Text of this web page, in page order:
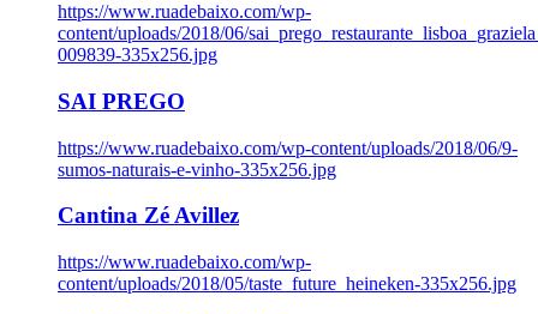
https://www.ruadebaixo.com/wp-
content/uploads/2018/06/
009839-335x256.jpg
SAI PREGO
https://www.ruadebaixo.com/wp-content/uploads/2018/06/9-
sumos-naturais-e-vinho-335x256.jpg
Cantina Zé Avillez
https://www.ruadebaixo.com/wp-
content/uploads/2018/05/taste_future_heineken-335x256.jpg